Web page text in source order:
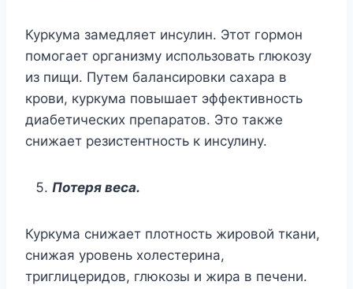
Куркума замедляет инсулин. Этот гормон
помогает организму использовать глюкозу
из пищи. Путем балансировки сахара в
крови, куркума повышает эффективность
диабетических препаратов. Это также
снижает резистентность к инсулину.
Потеря веса.
Куркума снижает плотность жировой ткани,
снижая уровень холестерина,
триглицеридов, глюкозы и жира в печени.